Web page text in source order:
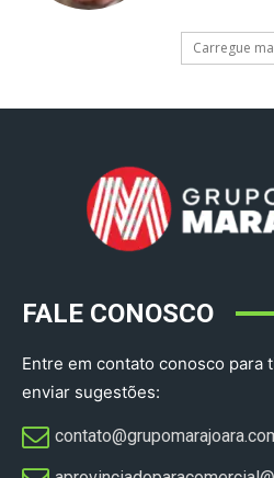
Carregue
FALE CONOSCO
Entre em contato conosco para
enviar sugestões: